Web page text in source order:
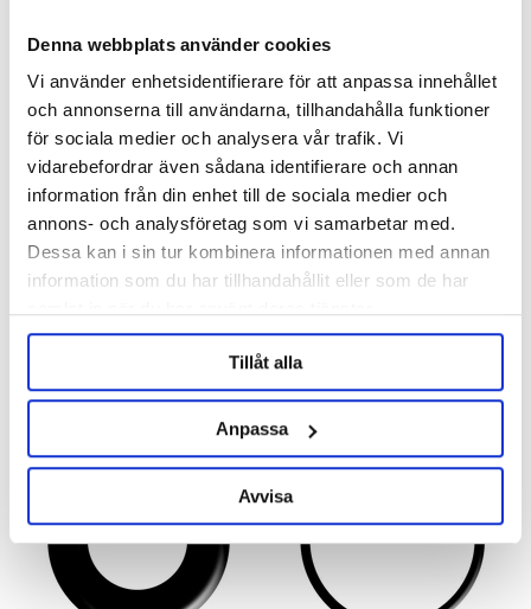
Denna webbplats använder cookies
Vi använder enhetsidentifierare för att anpassa innehållet
och annonserna till användarna, tillhandahålla funktioner
för sociala medier och analysera vår trafik. Vi
vidarebefordrar även sådana identifierare och annan
information från din enhet till de sociala medier och
annons- och analysföretag som vi samarbetar med.
Dessa kan i sin tur kombinera informationen med annan
information som du har tillhandahållit eller som de har
Tillåt alla
Anpassa
Avvisa
AEB Kegs
& 19 L
3 kr
AEB Kegs
5 kr